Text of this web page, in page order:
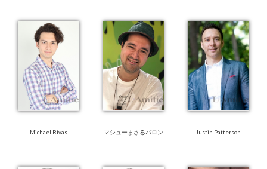
Michael Rivas マシューまさるバロン Justin Patterson